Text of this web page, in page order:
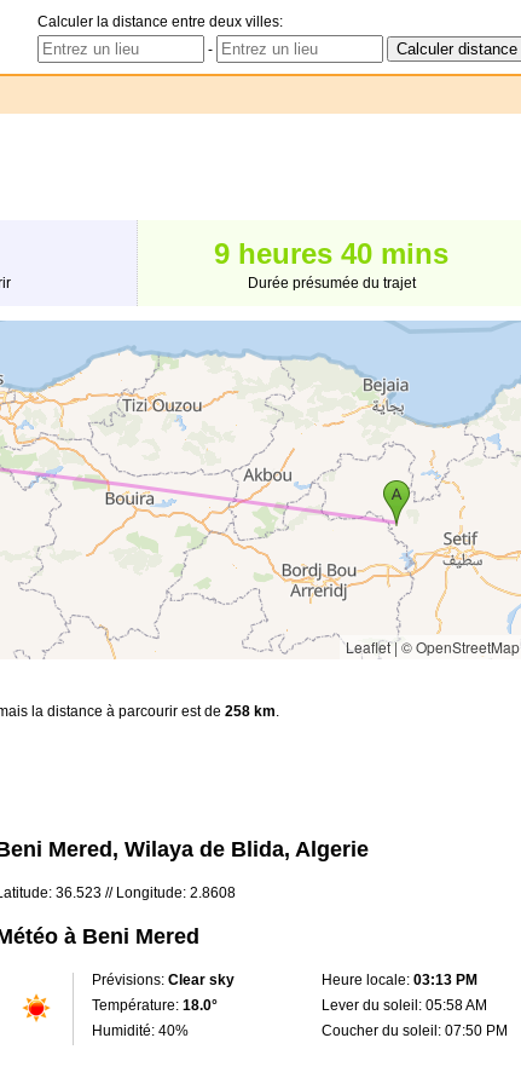
Calculer la distance entre deux villes:
-
9 heures 40 mins
Durée présumée du trajet
Leaflet|© OpenStreetMap
la distance à parcourir est de 258 km.
Mered, Wilaya de Blida, Algerie
36.523 // Longitude: 2.8608
à Beni Mered
Prévisions: Clear sky
Température: 18.0°
Humidité: 40%
Heure locale: 03:13 PM
Lever du soleil: 05:58 AM
Coucher du soleil: 07:50 PM